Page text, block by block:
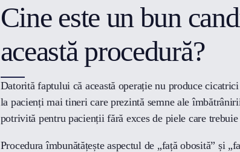
Cine este un bun
această procedură?
Datorită faptului că această operație nu produce
la pacienți mai tineri care prezintă semne ale
potrivită pentru pacienții fără exces de piele care
Procedura îmbunătățește aspectul de „față obosită” și